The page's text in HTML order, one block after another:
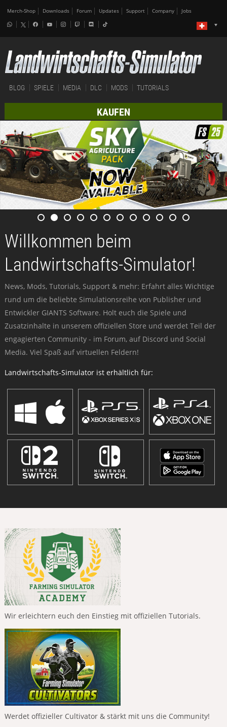
Merch-Shop Downloads Forum Updates Support Company Jobs
BLOG SPIELE MEDIA DLC MODS TUTORIALS
KAUFEN
Willkommen beim
Landwirtschafts-Simulator!
News, Mods, Tutorials, Support & mehr: Erfahrt alles Wichtige
rund um die beliebte Simulationsreihe von Publisher und
Entwickler GIANTS Software. Holt euch die Spiele und
Zusatzinhalte in unserem offiziellen Store und werdet Teil der
engagierten Community - im Forum, auf Discord und Social
Media. Viel Spaß auf virtuellen Feldern!
Landwirtschafts-Simulator ist erhältlich für:
Wir erleichtern euch den Einstieg mit offiziellen Tutorials.
Werdet offizieller Cultivator & stärkt mit uns die Community!